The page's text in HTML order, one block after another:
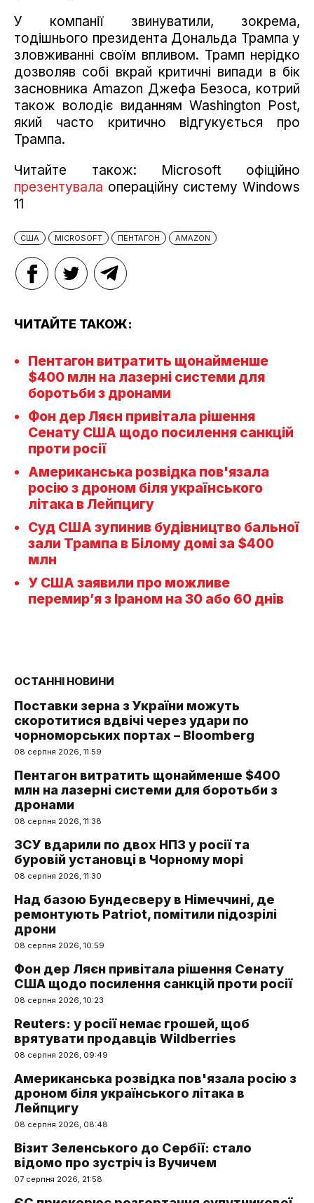
У компанії звинуватили, зокрема,
тодішнього президента Дональда Трампа у
зловживанні своїм впливом. Трамп нерідко
дозволяв собі вкрай критичні випади в бік
засновника Amazon Джефа Безоса, котрий
також володіє виданням Washington Post,
який часто критично відгукується про
Трампа.
Читайте також: Microsoft офіційно
презентувала операційну систему Windows
11
США MICROSOFT ПЕНТАГОН AMAZON
ЧИТАЙТЕ ТАКОЖ:
Пентагон витратить щонайменше
$400 млн на лазерні системи для
боротьби з дронами
Фон дер Ляєн привітала рішення
Сенату США щодо посилення санкцій
проти росії
Американська розвідка пов'язала
росію з дроном біля українського
літака в Лейпцигу
Суд США зупинив будівництво бальної
зали Трампа в Білому домі за $400
млн
У США заявили про можливе
перемир’я з Іраном на 30 або 60 днів
ОСТАННІ НОВИНИ
Поставки зерна з України можуть
скоротитися вдвічі через удари по
чорноморських портах – Bloomberg
08 серпня 2026, 11:59
Пентагон витратить щонайменше $400
млн на лазерні системи для боротьби з
дронами
08 серпня 2026, 11:38
ЗСУ вдарили по двох НПЗ у росії та
буровій установці в Чорному морі
08 серпня 2026, 11:30
Над базою Бундесверу в Німеччині, де
ремонтують Patriot, помітили підозрілі
дрони
08 серпня 2026, 10:59
Фон дер Ляєн привітала рішення Сенату
США щодо посилення санкцій проти росії
08 серпня 2026, 10:23
Reuters: у росії немає грошей, щоб
врятувати продавців Wildberries
08 серпня 2026, 09:49
Американська розвідка пов'язала росію з
дроном біля українського літака в
Лейпцигу
08 серпня 2026, 08:48
Візит Зеленського до Сербії: стало
відомо про зустріч із Вучичем
07 серпня 2026, 21:58